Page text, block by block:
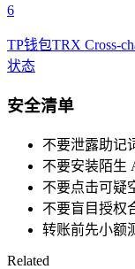
6
TP钱包TRX Cross-
状态
安全清单
不要泄露助记
不要安装陌生
不要点击可疑
不要盲目授权
转账前先小额
Related